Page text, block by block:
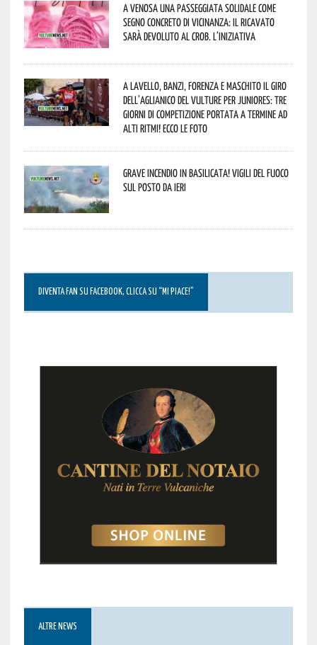
A Venosa una passeggiata solidale come
segno concreto di vicinanza: il ricavato
sarà devoluto al CROB. L’iniziativa
A Lavello, Banzi, Forenza e Maschito il Giro
dell’Aglianico del Vulture per juniores: tre
giorni di competizione portata a termine ad
alti ritmi! Ecco le foto
Grave incendio in Basilicata! Vigili del fuoco
sul posto da ieri
DIVENTA FAN SU FACEBOOK, CLICCA SU “MI PIACE!”
ALTRE NEWS